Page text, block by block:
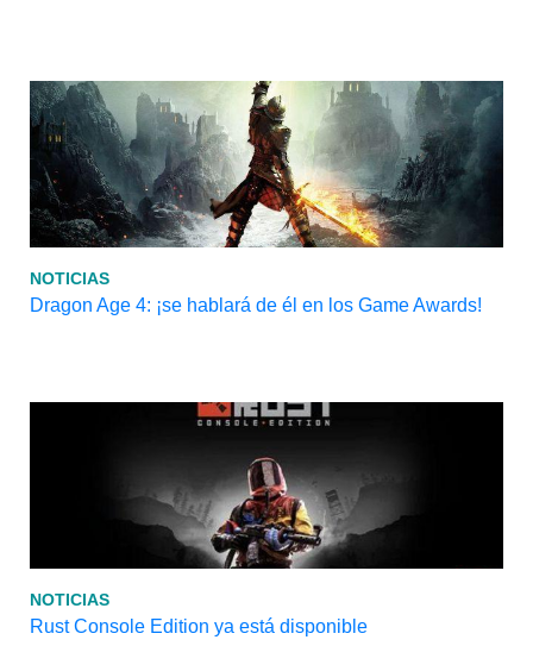
NOTICIAS
Dragon Age 4: ¡se hablará de él en los Game Awards!
NOTICIAS
Rust Console Edition ya está disponible